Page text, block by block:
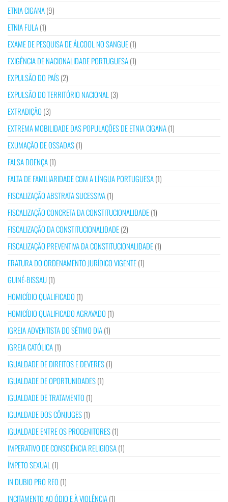
ETNIA CIGANA(9)
ETNIA FULA(1)
EXAME DE PESQUISA DE ÁLCOOL NO SANGUE(1)
EXIGÊNCIA DE NACIONALIDADE PORTUGUESA(1)
EXPULSÃO DO PAÍS(2)
EXPULSÃO DO TERRITÓRIO NACIONAL (3)
EXTRADIÇÃO (3)
EXTREMA MOBILIDADE DAS POPULAÇÕES DE ETNIA CIGANA(1)
EXUMAÇÃO DE OSSADAS(1)
FALSA DOENÇA(1)
FALTA DE FAMILIARIDADE COM A LÍNGUA PORTUGUESA(1)
FISCALIZAÇÃO ABSTRATA SUCESSIVA(1)
FISCALIZAÇÃO CONCRETA DA CONSTITUCIONALIDADE(1)
FISCALIZAÇÃO DA CONSTITUCIONALIDADE(2)
FISCALIZAÇÃO PREVENTIVA DA CONSTITUCIONALIDADE(1)
FRATURA DO ORDENAMENTO JURÍDICO VIGENTE(1)
GUINÉ-BISSAU(1)
HOMICÍDIO QUALIFICADO (1)
HOMICÍDIO QUALIFICADO AGRAVADO (1)
IGREJA ADVENTISTA DO SÉTIMO DIA(1)
IGREJA CATÓLICA(1)
IGUALDADE DE DIREITOS E DEVERES(1)
IGUALDADE DE OPORTUNIDADES(1)
IGUALDADE DE TRATAMENTO (1)
IGUALDADE DOS CÔNJUGES(1)
IGUALDADE ENTRE OS PROGENITORES(1)
IMPERATIVO DE CONSCIÊNCIA RELIGIOSA(1)
ÍMPETO SEXUAL (1)
IN DUBIO PRO REO (1)
INCITAMENTO AO ÓDIO E À VIOLÊNCIA(1)